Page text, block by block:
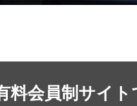
料会員制サイト